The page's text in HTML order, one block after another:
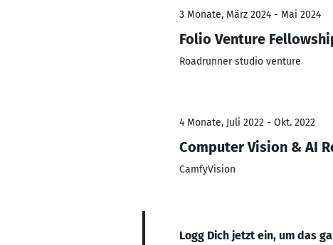
3 Monate, März 2024 - Mai 2024
Folio Venture
Roadrunner studio venture
4 Monate, Juli 2022 - Okt. 2022
Computer Vision & AI
CamfyVision
Logg Dich jetzt ein, um das